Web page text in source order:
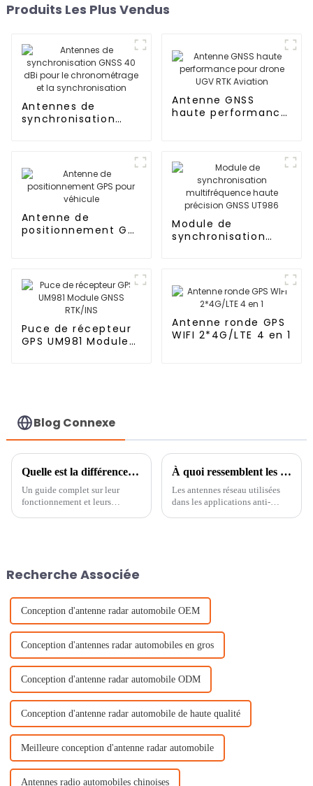
Produits Les Plus Vendus
Antennes de
synchronisation
Antenne GNSS
haute performance
Antenne de
positionnement GPS
Module de
synchronisation
Puce de récepteur
GPS UM981 Module
Antenne ronde GPS
WIFI 2*4G/LTE 4 en 1
Blog Connexe
Quelle est la différence entre un module GPS et un récepteur GPS ?
Un guide complet sur leur
fonctionnement et leurs
un outil indispensable...
À quoi ressemblent les antennes anti-brouillage ?
Les antennes réseau utilisées
dans les applications anti-
Recherche Associée
Conception d'antenne radar automobile OEM
Conception d'antennes radar automobiles en gros
Conception d'antenne radar automobile ODM
Conception d'antenne radar automobile de haute qualité
Meilleure conception d'antenne radar automobile
Antennes radio automobiles chinoises